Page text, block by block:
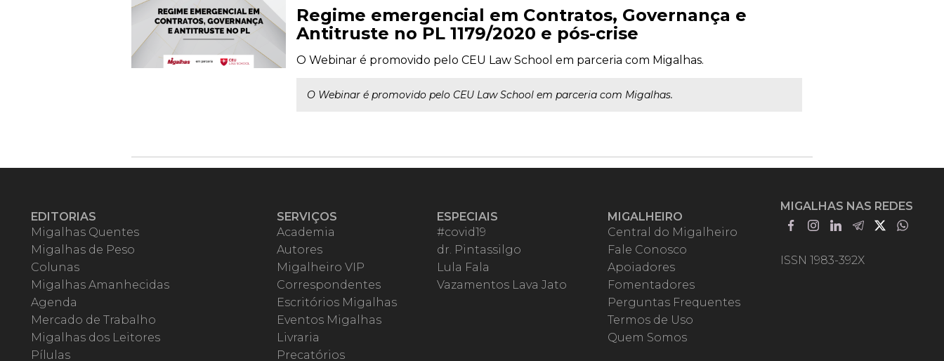
Regime emergencial em Contratos, Governança e
Antitruste no PL 1179/2020 e pós-crise
O Webinar é promovido pelo CEU Law School em parceria com Migalhas.
O Webinar é promovido pelo CEU Law School em parceria com Migalhas.
EDITORIAS
Migalhas Quentes
Migalhas de Peso
Colunas
Migalhas Amanhecidas
Agenda
Mercado de Trabalho
Migalhas dos Leitores
Pílulas
SERVIÇOS
Academia
Autores
Migalheiro VIP
Correspondentes
Escritórios Migalhas
Eventos Migalhas
Livraria
Precatórios
ESPECIAIS
#covid19
dr. Pintassilgo
Lula Fala
Vazamentos Lava Jato
MIGALHEIRO
Central do Migalheiro
Fale Conosco
Apoiadores
Fomentadores
Perguntas Frequentes
Termos de Uso
Quem Somos
MIGALHAS NAS REDES
ISSN 1983-392X